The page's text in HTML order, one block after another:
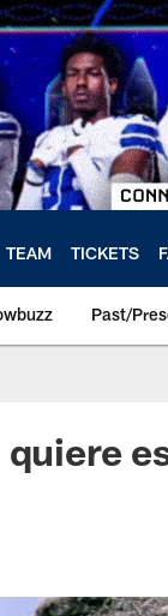
TEAM TICKETS
Past/
quiere